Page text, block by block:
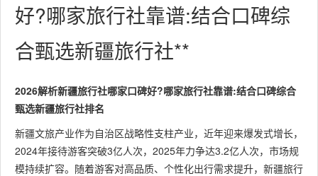
好?哪家旅行社靠谱:结合口碑综
合甄选新疆旅行社**
2026解析新疆旅行社哪家口碑好?哪家旅行社靠谱:结合口碑综合
甄选新疆旅行社排名
新疆文旅产业作为自治区战略性支柱产业，近年迎来爆发式增长，
2024年接待游客突破3亿人次，2025年力争达3.2亿人次，市场规
模持续扩容。随着游客对高品质、个性化出行需求提升，新疆旅行